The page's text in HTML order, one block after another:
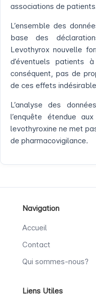
associations de
L’ensemble des
base des
Levothyrox nouvelle
d’éventuels patients
conséquent, pas de
de ces effets
L’analyse des
l’enquête étendue
levothyroxine ne met
de pharmacovigilance.
Navigation
Accueil
Contact
Qui sommes-nous?
Liens Utiles